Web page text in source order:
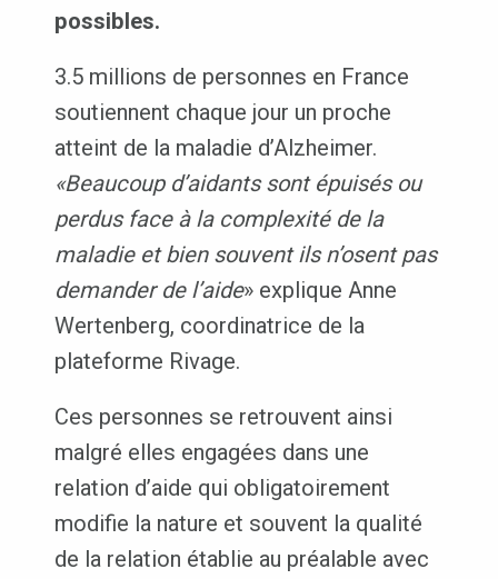
possibles.
3.5 millions de personnes en France
soutiennent chaque jour un proche
atteint de la maladie d’Alzheimer.
«Beaucoup d’aidants sont épuisés ou
perdus face à la complexité de la
maladie et bien souvent ils n’osent pas
demander de l’aide» explique Anne
Wertenberg, coordinatrice de la
plateforme Rivage.
Ces personnes se retrouvent ainsi
malgré elles engagées dans une
relation d’aide qui obligatoirement
modifie la nature et souvent la qualité
de la relation établie au préalable avec